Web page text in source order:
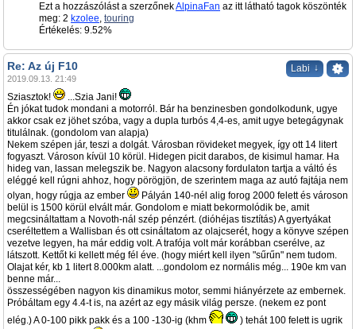
Ezt a hozzászólást a szerzőnekAlpinaFan az itt látható tagok köszönték
meg: 2 kzolee, touring
Értékelés: 9.52%
Labi ↓
Re: Az új F10
2019.09.13. 21:49
Sziasztok!
...Szia Jani!
Én jókat tudok mondani a motorról. Bár ha benzinesben gondolkodunk, ugye
akkor csak ez jöhet szóba, vagy a dupla turbós 4,4-es, amit ugye betegágynak
titulálnak. (gondolom van alapja)
Nekem szépen jár, teszi a dolgát. Városban rövideket megyek, így ott 14 litert
fogyaszt. Városon kívül 10 körül. Hidegen picit darabos, de kisimul hamar. Ha
hideg van, lassan melegszik be. Nagyon alacsony fordulaton tartja a váltó és
eléggé kell rúgni ahhoz, hogy pörögjön, de szerintem maga az autó fajtája nem
olyan, hogy rúgja az ember
Pályán 140-nél alig forog 2000 felett és városon
belül is 1500 körül elvált már. Gondolom e miatt bekormolódik be, amit
megcsináltattam a Novoth-nál szép pénzért. (dióhéjas tisztítás) A gyertyákat
cseréltettem a Wallisban és ott csináltatom az olajcserét, hogy a könyve szépen
vezetve legyen, ha már eddig volt. A trafója volt már korábban cserélve, az
látszott. Kettőt ki kellett még fél éve. (hogy miért kell ilyen "sűrűn" nem tudom.
Olajat kér, kb 1 litert 8.000km alatt. ...gondolom ez normális még... 190e km van
benne már...
összességében nagyon kis dinamikus motor, semmi hiányérzete az embernek.
Próbáltam egy 4.4-t is, na azért az egy másik világ persze. (nekem ez pont
elég.) A 0-100 pikk pakk és a 100 -130-ig (khm
) tehát 100 felett is ugrik